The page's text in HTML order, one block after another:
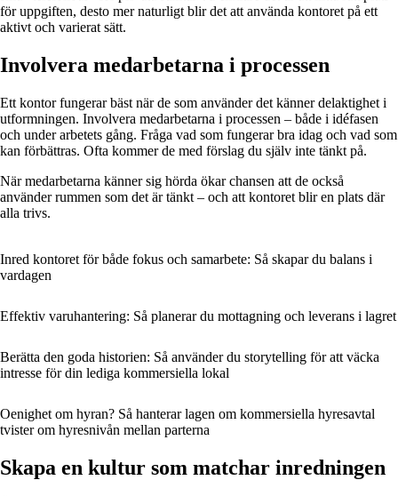
för uppgiften, desto mer naturligt blir det att använda kontoret på ett
aktivt och varierat sätt.
Involvera medarbetarna i processen
Ett kontor fungerar bäst när de som använder det känner delaktighet i
utformningen. Involvera medarbetarna i processen – både i idéfasen
och under arbetets gång. Fråga vad som fungerar bra idag och vad som
kan förbättras. Ofta kommer de med förslag du själv inte tänkt på.
När medarbetarna känner sig hörda ökar chansen att de också
använder rummen som det är tänkt – och att kontoret blir en plats där
alla trivs.
Inred kontoret för både fokus och samarbete: Så skapar du balans i
vardagen
Effektiv varuhantering: Så planerar du mottagning och leverans i lagret
Berätta den goda historien: Så använder du storytelling för att väcka
intresse för din lediga kommersiella lokal
Oenighet om hyran? Så hanterar lagen om kommersiella hyresavtal
tvister om hyresnivån mellan parterna
Skapa en kultur som matchar inredningen